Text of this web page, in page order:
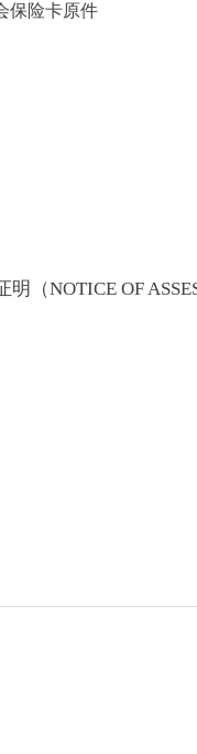
保险卡原件
（NOTICE OF